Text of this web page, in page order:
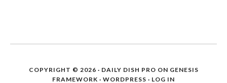
COPYRIGHT © 2026 · DAILY DISH PRO ON GENESIS
FRAMEWORK · WORDPRESS · LOG IN